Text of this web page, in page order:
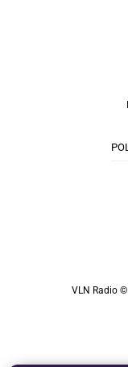
VLN Radio